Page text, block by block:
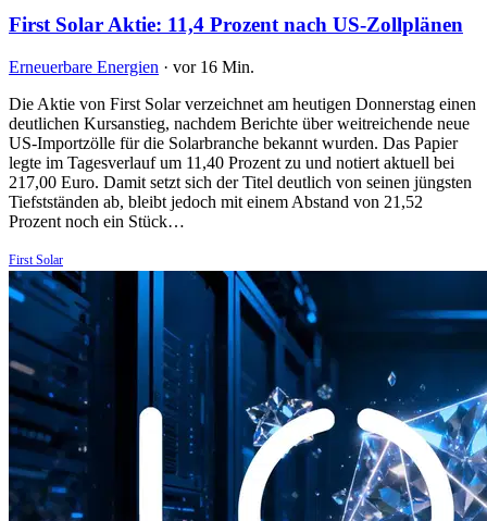
First Solar Aktie: 11,4 Prozent nach US-Zollplänen
Erneuerbare Energien · vor 16 Min.
Die Aktie von First Solar verzeichnet am heutigen Donnerstag einen
deutlichen Kursanstieg, nachdem Berichte über weitreichende neue
US-Importzölle für die Solarbranche bekannt wurden. Das Papier
legte im Tagesverlauf um 11,40 Prozent zu und notiert aktuell bei
217,00 Euro. Damit setzt sich der Titel deutlich von seinen jüngsten
Tiefstständen ab, bleibt jedoch mit einem Abstand von 21,52
Prozent noch ein Stück…
First Solar